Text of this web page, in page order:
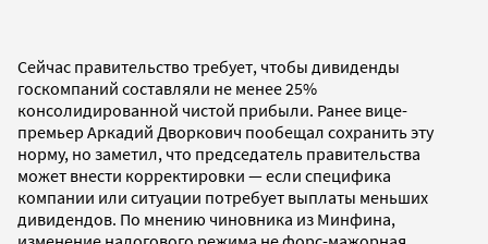
Сейчас правительство требует, чтобы дивиденды
госкомпаний составляли не менее 25%
консолидированной чистой прибыли. Ранее вице-
премьер Аркадий Дворкович пообещал сохранить эту
норму, но заметил, что председатель правительства
может внести корректировки — если специфика
компании или ситуации потребует выплаты меньших
дивидендов. По мнению чиновника из Минфина,